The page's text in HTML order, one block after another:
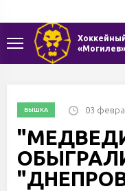
«Могилев»
ВЫШКА 03